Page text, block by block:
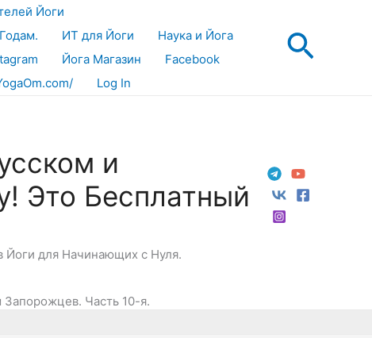
Йоги
ИТ для Йоги
Наука и Йога
Йога Магазин
Facebook
Log In
и
Это Бесплатный
Йоги для Начинающих с Нуля.
Запорожцев. Часть 10-я.